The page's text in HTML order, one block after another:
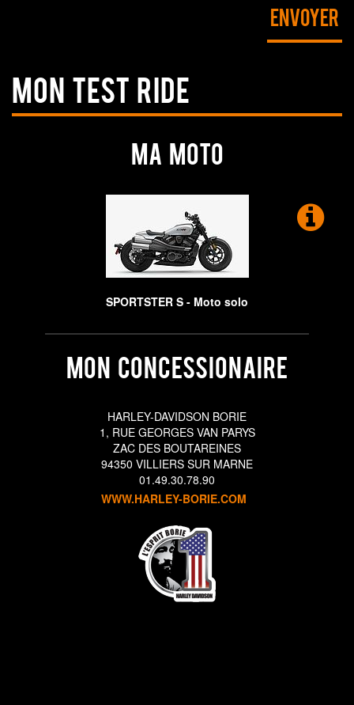
MON TEST RIDE
Ma moto
SPORTSTER S - Moto solo
Mon concessionaire
HARLEY-DAVIDSON BORIE
1, RUE GEORGES VAN PARYS
ZAC DES BOUTAREINES
94350 VILLIERS SUR MARNE
01.49.30.78.90
WWW.HARLEY-BORIE.COM